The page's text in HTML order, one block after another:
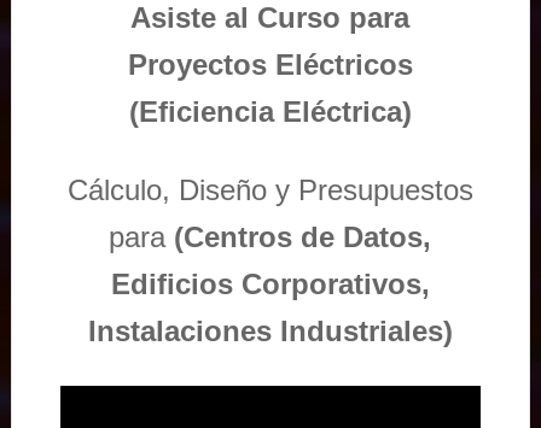
Asiste al Curso para
Proyectos Eléctricos
(Eficiencia Eléctrica)
Cálculo, Diseño y Presupuestos
para (Centros de Datos,
Edificios Corporativos,
Instalaciones Industriales)